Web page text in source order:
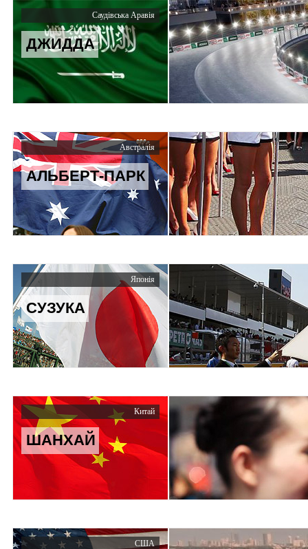
Саудівська Аравія
ДЖИДДА
Австралія
АЛЬБЕРТ-ПАРК
Японія
СУЗУКА
Китай
ШАНХАЙ
США